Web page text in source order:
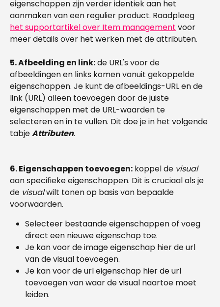
eigenschappen zijn verder identiek aan het
aanmaken van een regulier product. Raadpleeg
het supportartikel over Item management voor
meer details over het werken met de attributen.
5. Afbeelding en link: de URL's voor de
afbeeldingen en links komen vanuit gekoppelde
eigenschappen. Je kunt de afbeeldings-URL en de
link (URL) alleen toevoegen door de juiste
eigenschappen met de URL-waarden te
selecteren en in te vullen. Dit doe je in het volgende
tabje Attributen.
6. Eigenschappen toevoegen: koppel de visual
aan specifieke eigenschappen. Dit is cruciaal als je
de visual wilt tonen op basis van bepaalde
voorwaarden.
Selecteer bestaande eigenschappen of voeg
direct een nieuwe eigenschap toe.
Je kan voor de image eigenschap hier de url
van de visual toevoegen.
Je kan voor de url eigenschap hier de url
toevoegen van waar de visual naartoe moet
leiden.